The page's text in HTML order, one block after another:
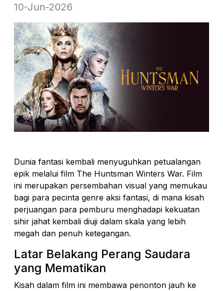
10-Jun-2026
Dunia fantasi kembali menyuguhkan petualangan
epik melalui film The Huntsman Winters War. Film
ini merupakan persembahan visual yang memukau
bagi para pecinta genre aksi fantasi, di mana kisah
perjuangan para pemburu menghadapi kekuatan
sihir jahat kembali diuji dalam skala yang lebih
megah dan penuh ketegangan.
Latar Belakang Perang Saudara
yang Mematikan
Kisah dalam film ini membawa penonton jauh ke